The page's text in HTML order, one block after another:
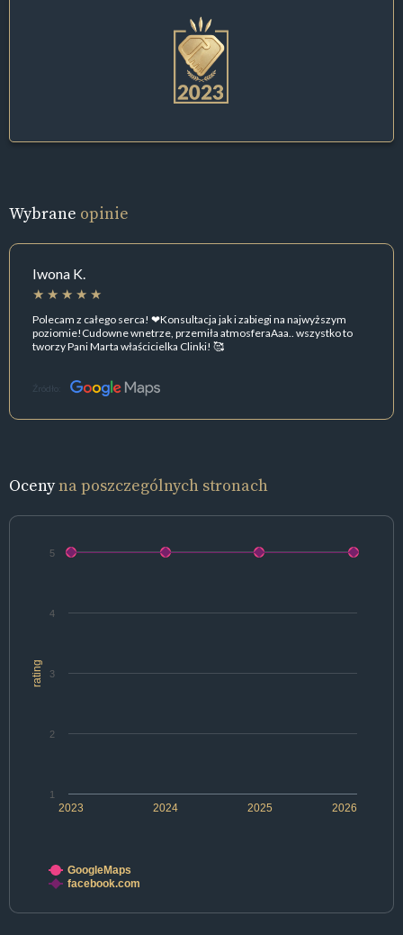
Wybrane opinie
Iwona K.
Polecam z całego serca! ❤Konsultacja jak i zabiegi na najwyższym
poziomie!Cudowne wnetrze, przemiła atmosferaAaa.. wszystko to
tworzy Pani Marta właścicielka Clinki! 🥰
Źródło:
Ocenyna poszczególnych stronach
rating
2024 2026
2023 2025
1
2
3
4
5
GoogleMaps
facebook.com